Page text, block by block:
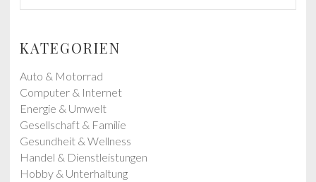
s
p
e
p
o
s
t
:
KATEGORIEN
Auto & Motorrad
Computer & Internet
Energie & Umwelt
Gesellschaft & Familie
Gesundheit & Wellness
Handel & Dienstleistungen
Hobby & Unterhaltung